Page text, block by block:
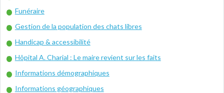
Funéraire
Gestion de la population des chats libres
Handicap & accessibilité
Hôpital A. Charial : Le maire revient sur les faits
Informations démographiques
Informations géographiques